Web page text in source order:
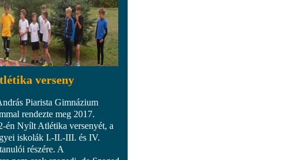
verseny
Piarista Gimnázium
rendezte meg 2017.
én Nyílt Atlétika versenyét, a
iskolák I.-II.-III. és IV.
részére. A